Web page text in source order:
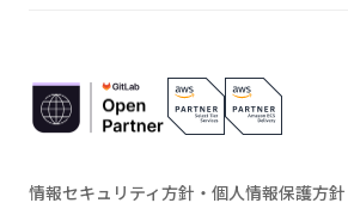
情報セキュリティ方針・個人情報保護方針